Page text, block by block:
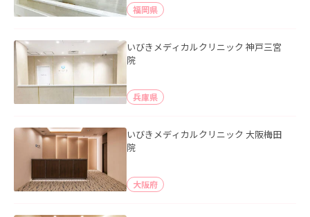
福岡県
いびきメディカルクリニック 神戸三宮
院
兵庫県
いびきメディカルクリニック 大阪梅田
院
大阪府